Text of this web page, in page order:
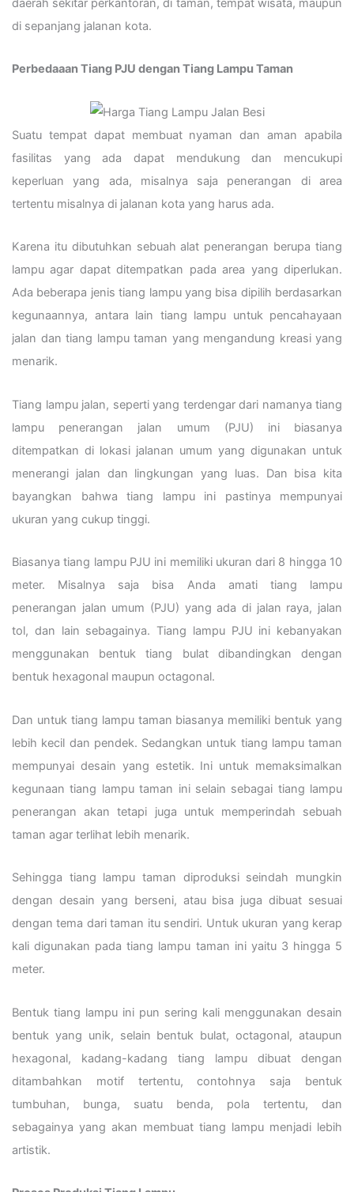
di sepanjang jalanan kota.
Perbedaaan Tiang PJU dengan Tiang Lampu Taman
Suatu tempat dapat membuat nyaman dan aman apabila
fasilitas yang ada dapat mendukung dan mencukupi
keperluan yang ada, misalnya saja penerangan di area
tertentu misalnya di jalanan kota yang harus ada.
Karena itu dibutuhkan sebuah alat penerangan berupa tiang
lampu agar dapat ditempatkan pada area yang diperlukan.
Ada beberapa jenis tiang lampu yang bisa dipilih berdasarkan
kegunaannya, antara lain tiang lampu untuk pencahayaan
jalan dan tiang lampu taman yang mengandung kreasi yang
menarik.
Tiang lampu jalan, seperti yang terdengar dari namanya tiang
lampu penerangan jalan umum (PJU) ini biasanya
ditempatkan di lokasi jalanan umum yang digunakan untuk
menerangi jalan dan lingkungan yang luas. Dan bisa kita
bayangkan bahwa tiang lampu ini pastinya mempunyai
ukuran yang cukup tinggi.
Biasanya tiang lampu PJU ini memiliki ukuran dari 8 hingga 10
meter. Misalnya saja bisa Anda amati tiang lampu
penerangan jalan umum (PJU) yang ada di jalan raya, jalan
tol, dan lain sebagainya. Tiang lampu PJU ini kebanyakan
menggunakan bentuk tiang bulat dibandingkan dengan
bentuk hexagonal maupun octagonal.
Dan untuk tiang lampu taman biasanya memiliki bentuk yang
lebih kecil dan pendek. Sedangkan untuk tiang lampu taman
mempunyai desain yang estetik. Ini untuk memaksimalkan
kegunaan tiang lampu taman ini selain sebagai tiang lampu
penerangan akan tetapi juga untuk memperindah sebuah
taman agar terlihat lebih menarik.
Sehingga tiang lampu taman diproduksi seindah mungkin
dengan desain yang berseni, atau bisa juga dibuat sesuai
dengan tema dari taman itu sendiri. Untuk ukuran yang kerap
kali digunakan pada tiang lampu taman ini yaitu 3 hingga 5
meter.
Bentuk tiang lampu ini pun sering kali menggunakan desain
bentuk yang unik, selain bentuk bulat, octagonal, ataupun
hexagonal, kadang-kadang tiang lampu dibuat dengan
ditambahkan motif tertentu, contohnya saja bentuk
tumbuhan, bunga, suatu benda, pola tertentu, dan
sebagainya yang akan membuat tiang lampu menjadi lebih
artistik.